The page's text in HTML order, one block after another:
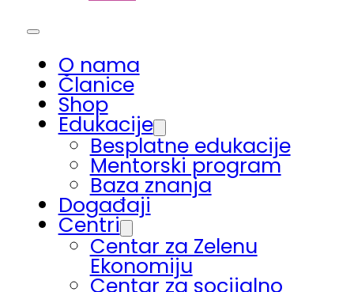
O nama
Članice
Shop
Edukacije
Besplatne edukacije
Mentorski program
Baza znanja
Događaji
Centri
Centar za Zelenu
Ekonomiju
Centar za socijalno